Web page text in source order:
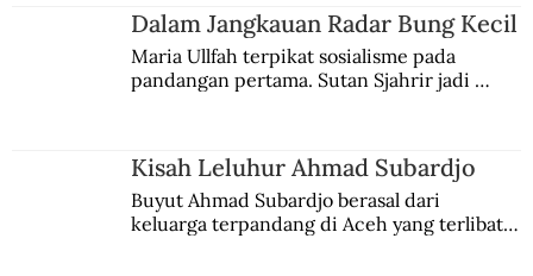
Jules Verne, Multatuli, hingga Sun Yat-sen.
Dalam Jangkauan Radar Bung Kecil
Maria Ullfah terpikat sosialisme pada
pandangan pertama. Sutan Sjahrir jadi
Kisah Leluhur Ahmad Subardjo
Buyut Ahmad Subardjo berasal dari
keluarga terpandang di Aceh yang terlibat